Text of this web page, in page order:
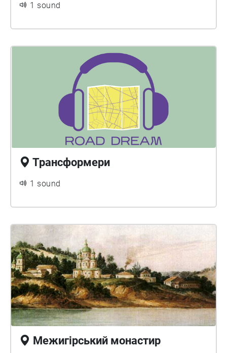
1 sound
Трансформери
1 sound
Межигірський монастир